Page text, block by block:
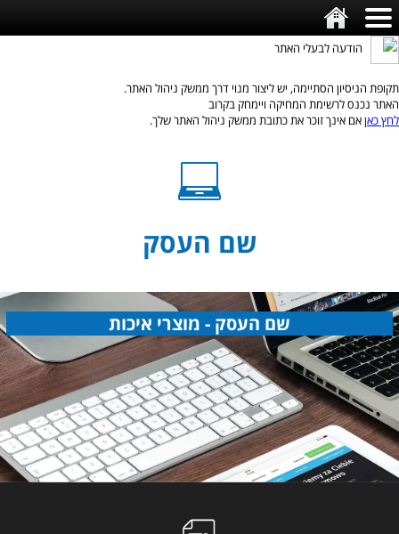
הודעה לבעלי האתר
תקופת הניסיון הסתיימה, יש ליצור מנוי דרך ממשק ניהול האתר.
האתר נכנס לרשימת המחיקה ויימחק בקרוב
לחץ כאןאם אינך זוכר את כתובת ממשק ניהול האתר שלך.
שם העסק
שם העסק - מוצרי איכות